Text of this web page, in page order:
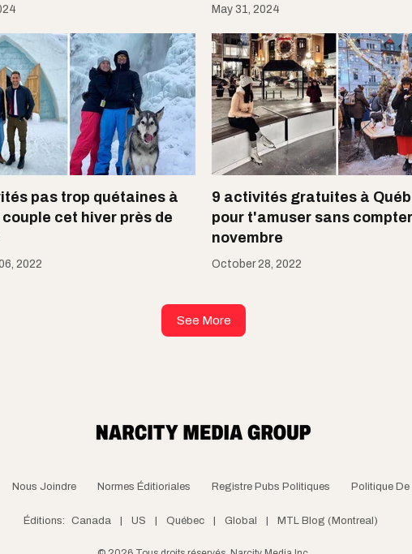
May 31, 2024
pas trop quétaines à
cet hiver près de
2022
9 activités gratuites à
pour t'amuser sans
novembre
October 28, 2022
See More
Nous Joindre Normes Éditioriales Registre Pubs Politiques Politique
Éditions: Canada | US | Québec | Global | MTL Blog (Montreal)